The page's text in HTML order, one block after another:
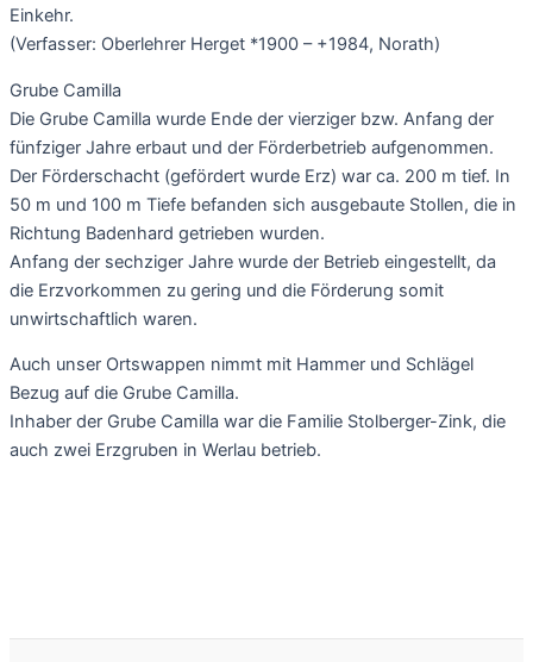
Einkehr.
(Verfasser: Oberlehrer Herget *1900 – +1984, Norath)
Grube Camilla
Die Grube Camilla wurde Ende der vierziger bzw. Anfang der
fünfziger Jahre erbaut und der Förderbetrieb aufgenommen.
Der Förderschacht (gefördert wurde Erz) war ca. 200 m tief. In
50 m und 100 m Tiefe befanden sich ausgebaute Stollen, die in
Richtung Badenhard getrieben wurden.
Anfang der sechziger Jahre wurde der Betrieb eingestellt, da
die Erzvorkommen zu gering und die Förderung somit
unwirtschaftlich waren.
Auch unser Ortswappen nimmt mit Hammer und Schlägel
Bezug auf die Grube Camilla.
Inhaber der Grube Camilla war die Familie Stolberger-Zink, die
auch zwei Erzgruben in Werlau betrieb.